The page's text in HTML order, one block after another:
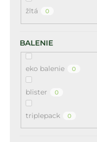
žltá 0
BALENIE
eko balenie 0
blister 0
triplepack 0